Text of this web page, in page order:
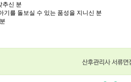
추신 분
기를 돌보실 수 있는 품성을 지니신 분